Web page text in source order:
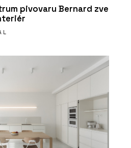
pivovaru Bernard zve